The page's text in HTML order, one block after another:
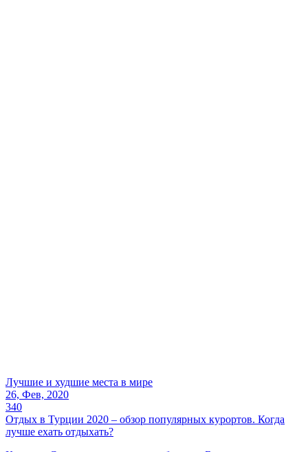
Лучшие и худшие места в мире
26, Фев, 2020
340
Отдых в Турции 2020 – обзор популярных курортов. Когда
лучше ехать отдыхать?